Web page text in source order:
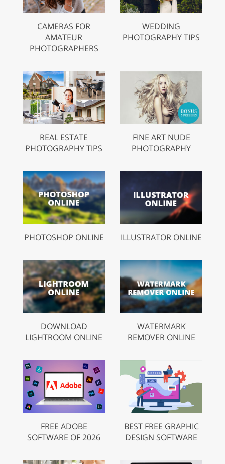
CAMERAS FOR
AMATEUR
PHOTOGRAPHERS
WEDDING
PHOTOGRAPHY TIPS
REAL ESTATE
PHOTOGRAPHY TIPS
FINE ART NUDE
PHOTOGRAPHY
PHOTOSHOP ONLINE ILLUSTRATOR ONLINE
DOWNLOAD
LIGHTROOM ONLINE
WATERMARK
REMOVER ONLINE
FREE ADOBE
SOFTWARE OF 2026
BEST FREE GRAPHIC
DESIGN SOFTWARE